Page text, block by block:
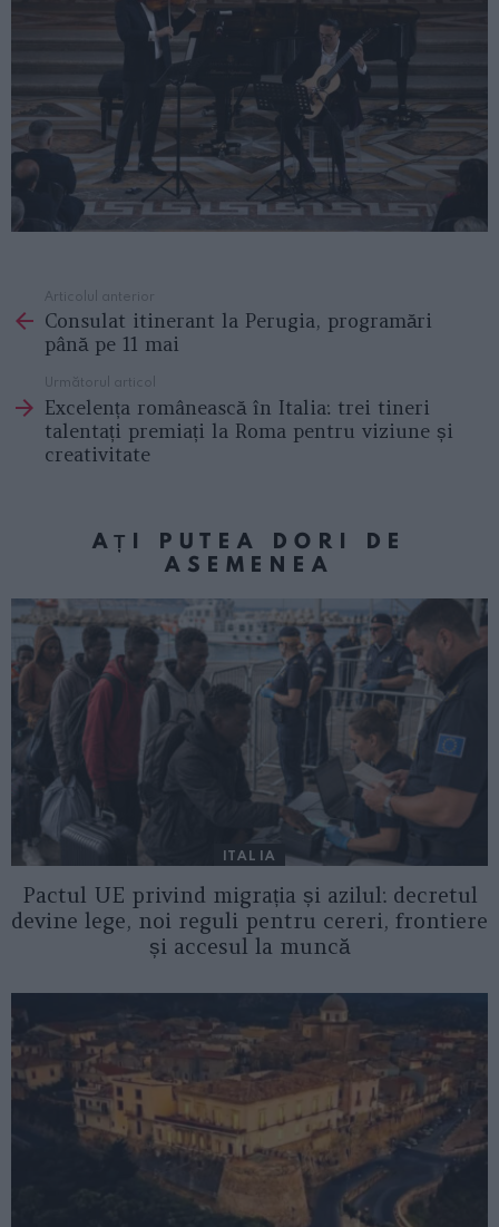
more
Articolul anterior
Consulat itinerant la Perugia, programări
până pe 11 mai
Următorul articol
Excelența românească în Italia: trei tineri
talentați premiați la Roma pentru viziune și
creativitate
AȚI PUTEA DORI DE
ASEMENEA
ITALIA
Pactul UE privind migrația și azilul: decretul
devine lege, noi reguli pentru cereri, frontiere
și accesul la muncă